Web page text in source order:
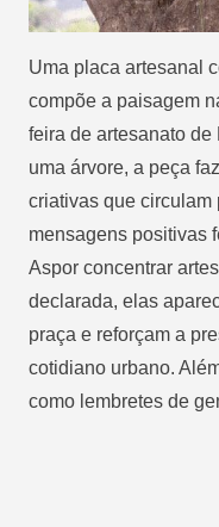
Uma placa artesanal
compõe a paisagem
feira de artesanato
uma árvore, a peça
criativas que
mensagens positivas
Aspor concentrar
declarada, elas
praça e reforçam a
cotidiano urbano.
como lembretes de